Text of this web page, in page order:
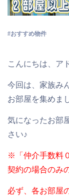
おすすめ物件
こんにちは、ア
今回は、家族み
お部屋を集めま
気になったお部
さい♪
※「仲介手数料
契約の場合のみ
必ず、各お部屋